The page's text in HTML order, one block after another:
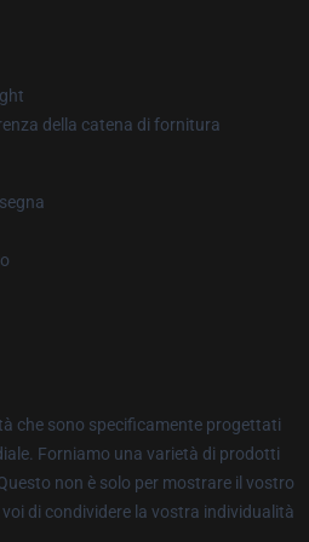
della catena di fornitura
che sono specificamente progettati
Forniamo una varietà di prodotti
non è solo per mostrare il vostro
di condividere la vostra individualità